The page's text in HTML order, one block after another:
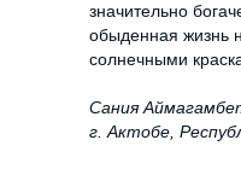
значительно
обыденная жизнь
солнечными
Сания
г. Актобе,